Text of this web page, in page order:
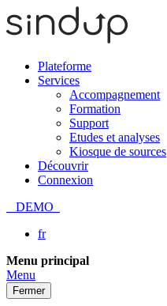
Plateforme
Services
Accompagnement
Formation
Support
Etudes et analyses
Kiosque de sources
Découvrir
Connexion
DEMO
fr
Passer
au
contenu
Menu principal
Menu
Fermer